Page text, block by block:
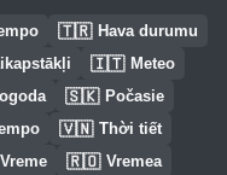
🇹🇷 Hava durumu
🇮🇹 Meteo
🇸🇰 Počasie
🇻🇳 Thời tiết
Vreme 🇷🇴 Vremea